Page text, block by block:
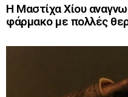
Η Μαστίχα Χίου
φάρμακο με πολλές